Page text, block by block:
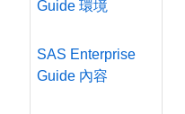
Guide 環境
SAS Enterprise
Guide 內容